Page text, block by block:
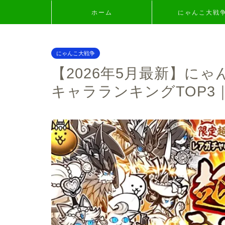
ホーム にゃんこ大戦
にゃんこ大戦争
【2026年5月最新】に
キャラランキングTOP3